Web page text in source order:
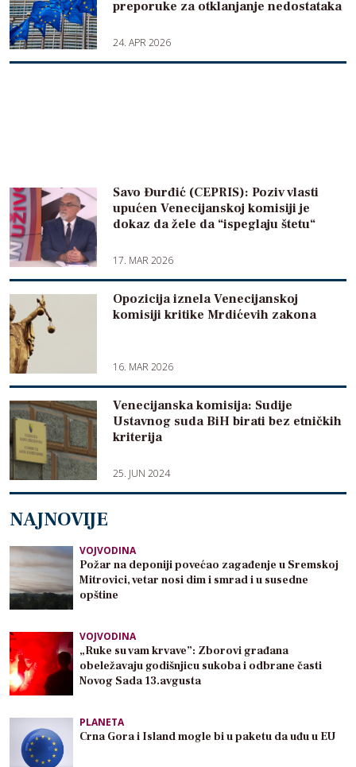
preporuke za otklanjanje nedostataka
24. APR 2026
Savo Đurđić (CEPRIS): Poziv vlasti
upućen Venecijanskoj komisiji je
dokaz da žele da “ispeglaju štetu“
17. MAR 2026
Opozicija iznela Venecijanskoj
komisiji kritike Mrdićevih zakona
16. MAR 2026
Venecijanska komisija: Sudije
Ustavnog suda BiH birati bez etničkih
kriterija
25. JUN 2024
NAJNOVIJE
VOJVODINA
Požar na deponiji povećao zagađenje u Sremskoj
Mitrovici, vetar nosi dim i smrad i u susedne
opštine
VOJVODINA
„Ruke su vam krvave”: Zborovi građana
obeležavaju godišnjicu sukoba i odbrane časti
Novog Sada 13.avgusta
PLANETA
Crna Gora i Island mogle bi u paketu da uđu u EU